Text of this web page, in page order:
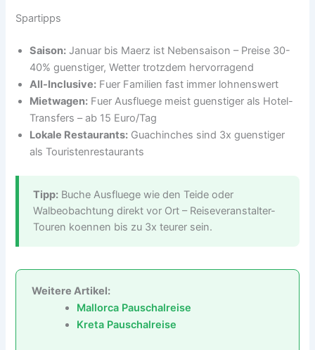
Spartipps
Saison: Januar bis Maerz ist Nebensaison – Preise 30-
40% guenstiger, Wetter trotzdem hervorragend
All-Inclusive: Fuer Familien fast immer lohnenswert
Mietwagen: Fuer Ausfluege meist guenstiger als Hotel-
Transfers – ab 15 Euro/Tag
Lokale Restaurants: Guachinches sind 3x guenstiger
als Touristenrestaurants
Tipp: Buche Ausfluege wie den Teide oder
Walbeobachtung direkt vor Ort – Reiseveranstalter-
Touren koennen bis zu 3x teurer sein.
Weitere Artikel:
Mallorca Pauschalreise
Kreta Pauschalreise